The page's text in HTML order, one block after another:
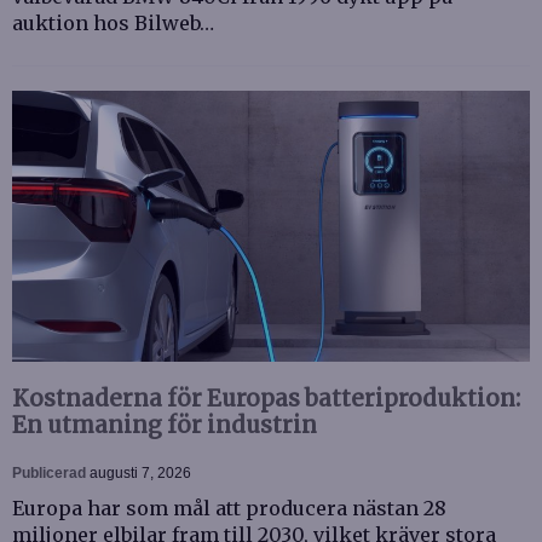
auktion hos Bilweb…
Kostnaderna för Europas batteriproduktion:
En utmaning för industrin
Publicerad augusti 7, 2026
Europa har som mål att producera nästan 28
miljoner elbilar fram till 2030, vilket kräver stora